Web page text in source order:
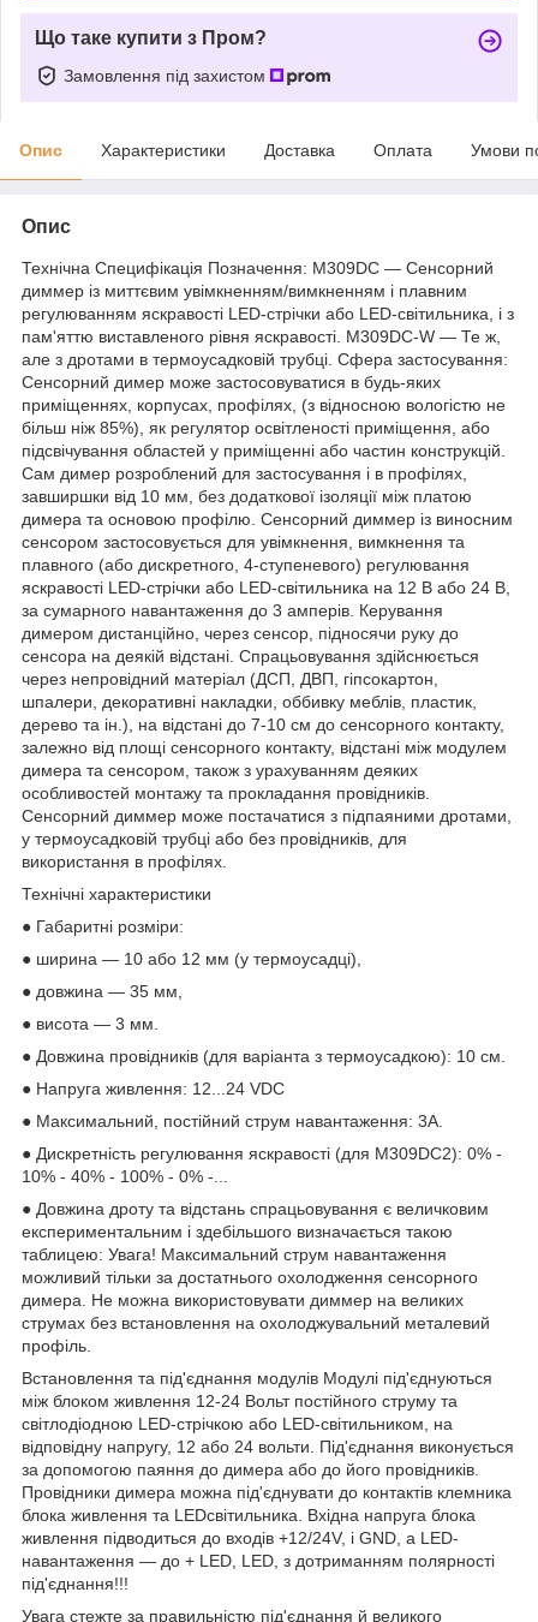
Що таке купити з Пром?
Замовлення під захистом
Опис Характеристики Доставка Оплата Умови
Опис
Технічна Специфікація Позначення: М309DC — Сенсорний
диммер із миттєвим увімкненням/вимкненням і плавним
регулюванням яскравості LED-стрічки або LED-світильника, і з
пам'яттю виставленого рівня яскравості. M309DC-W — Те ж,
але з дротами в термоусадковій трубці. Сфера застосування:
Сенсорний димер може застосовуватися в будь-яких
приміщеннях, корпусах, профілях, (з відносною вологістю не
більш ніж 85%), як регулятор освітленості приміщення, або
підсвічування областей у приміщенні або частин конструкцій.
Сам димер розроблений для застосування і в профілях,
завширшки від 10 мм, без додаткової ізоляції між платою
димера та основою профілю. Сенсорний диммер із виносним
сенсором застосовується для увімкнення, вимкнення та
плавного (або дискретного, 4-ступеневого) регулювання
яскравості LED-стрічки або LED-світильника на 12 В або 24 В,
за сумарного навантаження до 3 амперів. Керування
димером дистанційно, через сенсор, підносячи руку до
сенсора на деякій відстані. Спрацьовування здійснюється
через непровідний матеріал (ДСП, ДВП, гіпсокартон,
шпалери, декоративні накладки, оббивку меблів, пластик,
дерево та ін.), на відстані до 7-10 см до сенсорного контакту,
залежно від площі сенсорного контакту, відстані між модулем
димера та сенсором, також з урахуванням деяких
особливостей монтажу та прокладання провідників.
Сенсорний диммер може постачатися з підпаяними дротами,
у термоусадковій трубці або без провідників, для
використання в профілях.
Технічні характеристики
● Габаритні розміри:
● ширина — 10 або 12 мм (у термоусадці),
● довжина — 35 мм,
● висота — 3 мм.
● Довжина провідників (для варіанта з термоусадкою): 10 см.
● Напруга живлення: 12...24 VDC
● Максимальний, постійний струм навантаження: 3A.
● Дискретність регулювання яскравості (для М309DC2): 0% -
10% - 40% - 100% - 0% -...
● Довжина дроту та відстань спрацьовування є величковим
експериментальним і здебільшого визначається такою
таблицею: Увага! Максимальний струм навантаження
можливий тільки за достатнього охолодження сенсорного
димера. Не можна використовувати диммер на великих
струмах без встановлення на охолоджувальний металевий
профіль.
Встановлення та під'єднання модулів Модулі під'єднуються
між блоком живлення 12-24 Вольт постійного струму та
світлодіодною LED-стрічкою або LED-світильником, на
відповідну напругу, 12 або 24 вольти. Під'єднання виконується
за допомогою паяння до димера або до його провідників.
Провідники димера можна під'єднувати до контактів клемника
блока живлення та LEDсвітильника. Вхідна напруга блока
живлення підводиться до входів +12/24V, і GND, а LED-
навантаження — до + LED, LED, з дотриманням полярності
під'єднання!!!
Увага стежте за правильністю під'єднання й великого